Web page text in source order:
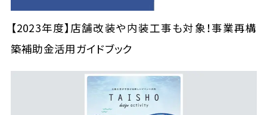
【2023年度】店舗改装や内装工事も対象！事業再構
築補助金活用ガイドブック